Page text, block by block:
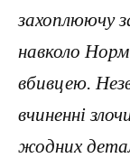
захоплюючу
навколо
вбивцею.
вчиненні
жодних